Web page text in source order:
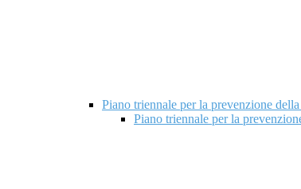
Piano triennale per la prevenzione
Piano triennale per la